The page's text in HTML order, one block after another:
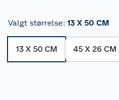
Valgt størrelse: 13 X 50 CM
13 X 50 CM 45 X 26 CM